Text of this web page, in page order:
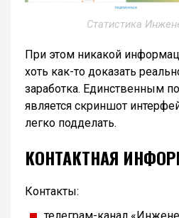
Статистика
При этом никакой
хоть как-то доказать
заработка. Единственным
является скриншот
легко подделать.
КОНТАКТНАЯ
Контакты: